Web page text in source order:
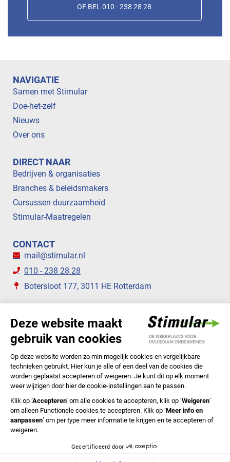
OF BEL 010 - 238 28 28
NAVIGATIE
Samen met Stimular
Doe-het-zelf
Nieuws
Over ons
DIRECT NAAR
Bedrijven & organisaties
Branches & beleidsmakers
Cursussen duurzaamheid
Stimular-Maatregelen
CONTACT
mail@stimular.nl
010 - 238 28 28
Botersloot 177, 3011 HE Rotterdam
STIMULAR NIEUWSBRIEVEN
ABONNEER NU
Privacyverklaring Cookiebeleid Colofon Disclaimer
In English